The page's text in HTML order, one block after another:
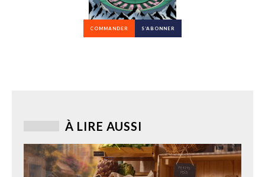
COMMANDER S’ABONNER
À LIRE AUSSI